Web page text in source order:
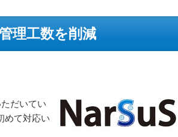
理工数を削減
だいてい
めて対応い